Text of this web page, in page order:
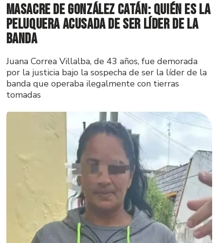
Masacre de González Catán: Quién es la
peluquera acusada de ser líder de la
banda
Juana Correa Villalba, de 43 años, fue demorada
por la justicia bajo la sospecha de ser la líder de la
banda que operaba ilegalmente con tierras
tomadas